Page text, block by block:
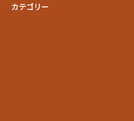
カテゴリー